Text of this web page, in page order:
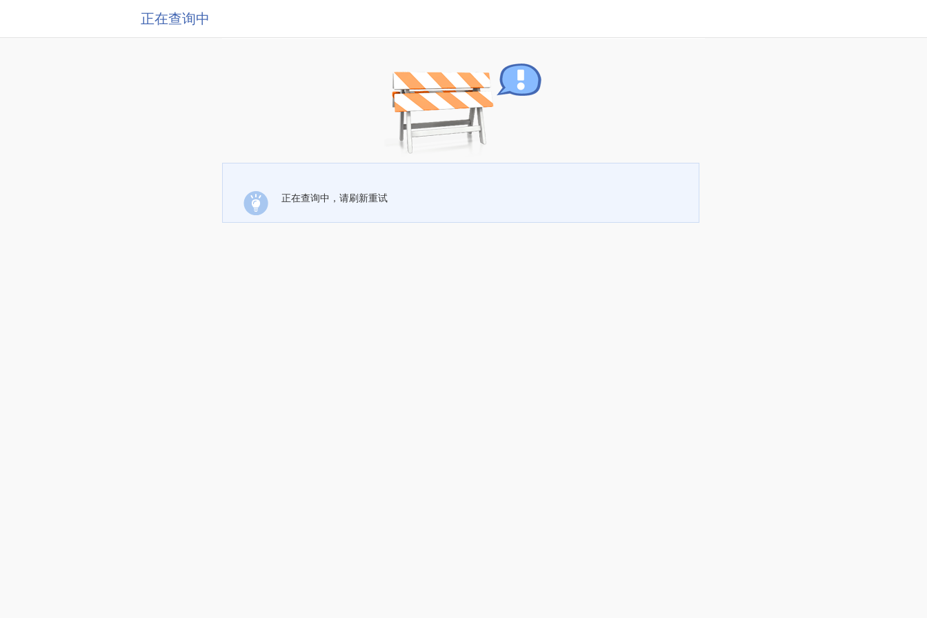
正在查询中
正在查询中，请刷新重试